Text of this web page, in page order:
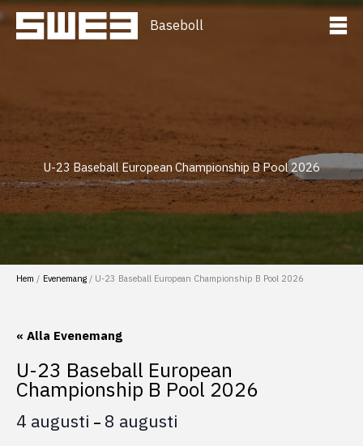
Hoppa
till
innehåll
Baseboll
U-23 Baseball European Championship B Pool 2026
Hem Evenemang U-23 Baseball European Championship B Pool 2026
« Alla Evenemang
U-23 Baseball European
Championship B Pool 2026
4 augusti – 8 augusti